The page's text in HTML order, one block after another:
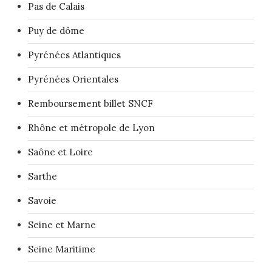
Pas de Calais
Puy de dôme
Pyrénées Atlantiques
Pyrénées Orientales
Remboursement billet SNCF
Rhône et métropole de Lyon
Saône et Loire
Sarthe
Savoie
Seine et Marne
Seine Maritime